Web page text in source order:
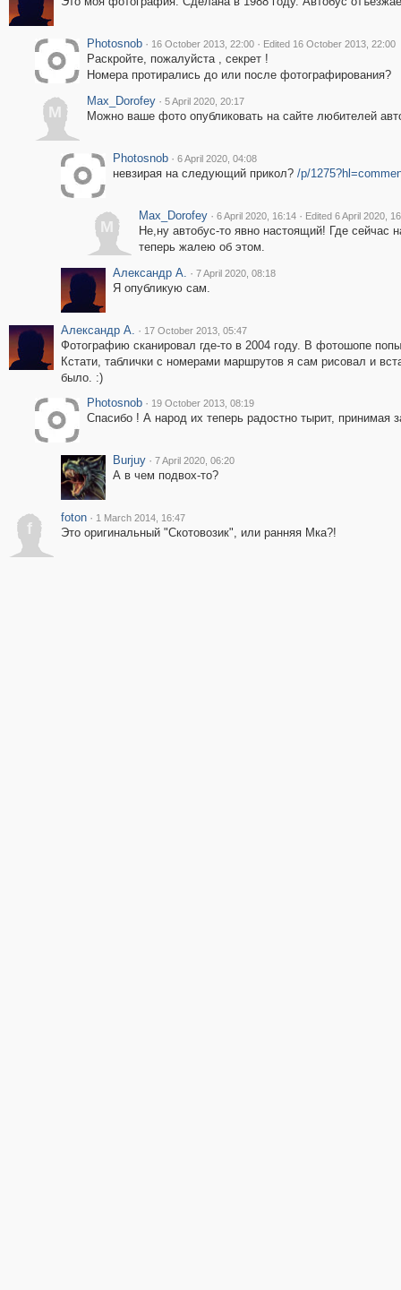
Photosnob · 16 October 2013, 22:00 · Edited 16 October 2013, 22:00
Раскройте, пожалуйста , секрет !
Номера протирались до или после фотографирования?
M
Max_Dorofey · 5 April 2020, 20:17
Можно ваше фото опубликовать на сайте любителей
Photosnob · 6 April 2020, 04:08
невзирая на следующий прикол? /p/
M
Max_Dorofey · 6 April 2020, 16:14 · Edited 6 April 2020,
Не,ну автобус-то явно настоящий! Где сейчас
теперь жалею об этом.
Александр А. · 7 April 2020, 08:18
Я опубликую сам.
Александр А. · 17 October 2013, 05:47
Фотографию сканировал где-то в 2004 году. В фотошопе
Кстати, таблички с номерами маршрутов я сам рисовал и
было. :)
Photosnob · 19 October 2013, 08:19
Спасибо ! А народ их теперь радостно тырит, принимая
Burjuy · 7 April 2020, 06:20
А в чем подвох-то?
f
foton · 1 March 2014, 16:47
Это оригинальный "Скотовозик", или ранняя Мка?!